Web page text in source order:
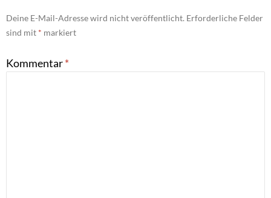
Deine E-Mail-Adresse wird nicht veröffentlicht. Erforderliche Felder
sind mit * markiert
Kommentar*